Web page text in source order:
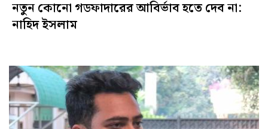
নতুন কোনো গডফাদারের আবির্ভাব হতে দেব না:
নাহিদ ইসলাম